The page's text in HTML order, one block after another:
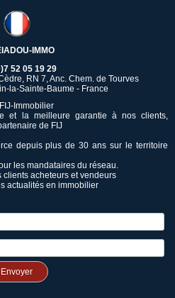
IMMO
52 05 19 29
RN 7, Anc. Chem. de Tourves
la-Sainte-Baume - France
Immobilier
et la meilleure garantie à nos clients,
de FIJ
depuis plus de 30 ans sur le territoire
les mandataires du réseau.
acheteurs et vendeurs
actualités en immobilier
Envoyer